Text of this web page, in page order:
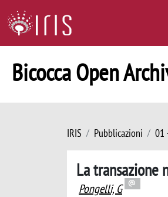
Bicocca Open
IRIS Pubblicazioni 01
La transazione
Pongelli, G